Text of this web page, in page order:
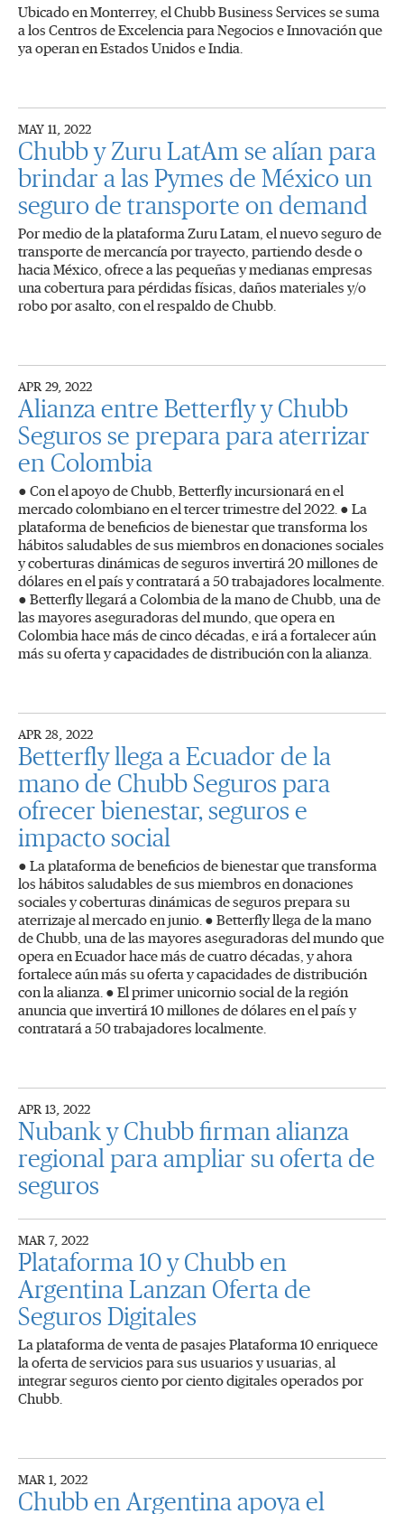
Ubicado en Monterrey, el Chubb Business Services se suma
a los Centros de Excelencia para Negocios e Innovación que
ya operan en Estados Unidos e India.
MAY 11, 2022
Chubb y Zuru LatAm se alían para
brindar a las Pymes de México un
seguro de transporte on demand
Por medio de la plataforma Zuru Latam, el nuevo seguro de
transporte de mercancía por trayecto, partiendo desde o
hacia México, ofrece a las pequeñas y medianas empresas
una cobertura para pérdidas físicas, daños materiales y/o
robo por asalto, con el respaldo de Chubb.
APR 29, 2022
Alianza entre Betterfly y Chubb
Seguros se prepara para aterrizar
en Colombia
● Con el apoyo de Chubb, Betterfly incursionará en el
mercado colombiano en el tercer trimestre del 2022. ● La
plataforma de beneficios de bienestar que transforma los
hábitos saludables de sus miembros en donaciones sociales
y coberturas dinámicas de seguros invertirá 20 millones de
dólares en el país y contratará a 50 trabajadores localmente.
● Betterfly llegará a Colombia de la mano de Chubb, una de
las mayores aseguradoras del mundo, que opera en
Colombia hace más de cinco décadas, e irá a fortalecer aún
más su oferta y capacidades de distribución con la alianza.
APR 28, 2022
Betterfly llega a Ecuador de la
mano de Chubb Seguros para
ofrecer bienestar, seguros e
impacto social
● La plataforma de beneficios de bienestar que transforma
los hábitos saludables de sus miembros en donaciones
sociales y coberturas dinámicas de seguros prepara su
aterrizaje al mercado en junio. ● Betterfly llega de la mano
de Chubb, una de las mayores aseguradoras del mundo que
opera en Ecuador hace más de cuatro décadas, y ahora
fortalece aún más su oferta y capacidades de distribución
con la alianza. ● El primer unicornio social de la región
anuncia que invertirá 10 millones de dólares en el país y
contratará a 50 trabajadores localmente.
APR 13, 2022
Nubank y Chubb firman alianza
regional para ampliar su oferta de
seguros
MAR 7, 2022
Plataforma 10 y Chubb en
Argentina Lanzan Oferta de
Seguros Digitales
La plataforma de venta de pasajes Plataforma 10 enriquece
la oferta de servicios para sus usuarios y usuarias, al
integrar seguros ciento por ciento digitales operados por
Chubb.
MAR 1, 2022
Chubb en Argentina apoya el